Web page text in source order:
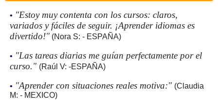
• "Estoy muy contenta con los cursos: claros,
variados y fáciles de seguir. ¡Aprender idiomas es
divertido!" (Nora S: - ESPAÑA)
• "Las tareas diarias me guían perfectamente por el
curso." (Raúl V: -ESPAÑA)
• "Aprender con situaciones reales motiva:" (Claudia
M: - MEXICO)